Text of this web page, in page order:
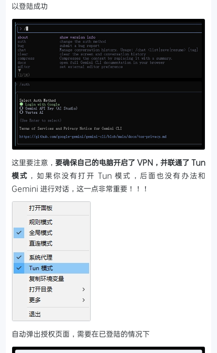
以登陆成功
这里要注意， 要确保自己的电脑开启了 VPN，并联通了 Tun
模式 ，如果你没有打开 Tun 模式，后面也没有办法和
Gemini 进行对话，这一点非常重要！！！
自动弹出授权页面，需要在已登陆的情况下